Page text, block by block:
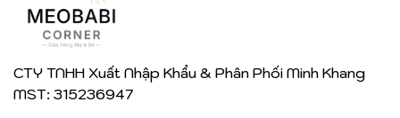
CTY TNHH Xuất Nhập Khẩu & Phân Phối Minh Khang
MST: 315236947